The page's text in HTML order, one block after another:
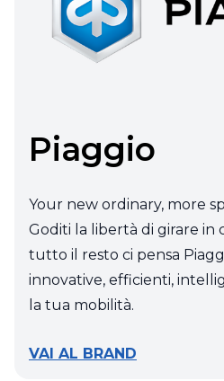
Piaggio
Your new ordinary, more
Goditi la libertà di girare in
tutto il resto ci pensa
innovative, efficienti,
la tua mobilità.
VAI AL BRAND